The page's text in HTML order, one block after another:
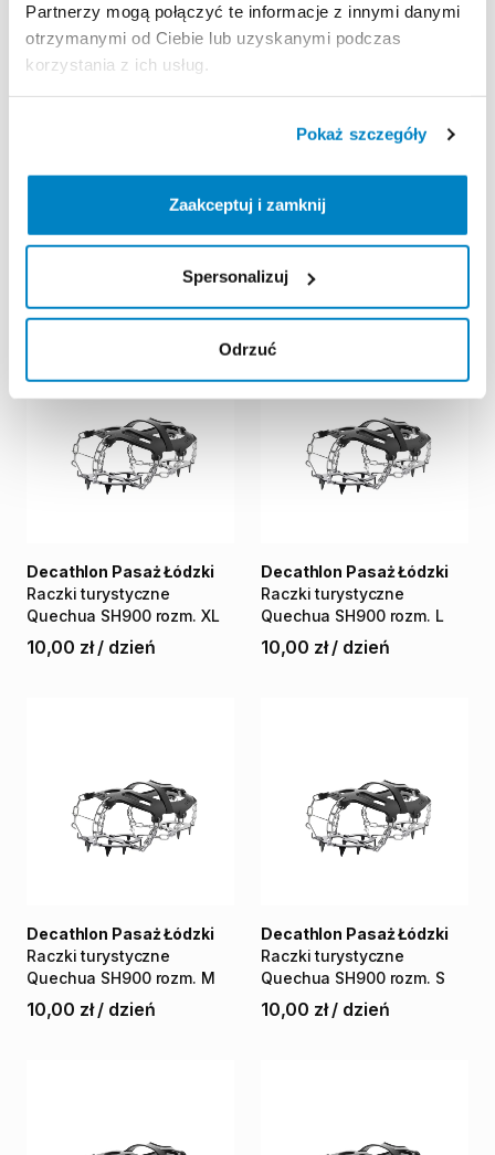
Partnerzy mogą połączyć te informacje z innymi danymi
otrzymanymi od Ciebie lub uzyskanymi podczas
korzystania z ich usług.
Pokaż szczegóły
Zaakceptuj i zamknij
Spersonalizuj
Odrzuć
turystyczne
Quechua SH900 rozm. S
Raczki turystyczne
Quechua SH500 Light
rozm. XL
10,00 zł
Raczki turystyczne
Quechua SH900 rozm. XL
Decathlon Pasaż Łódzki
10,00 zł / dzień
Raczki turystyczne
Quechua SH900 rozm. L
Decathlon Pasaż Łódzki
10,00 zł / dzień
Raczki turystyczne
Quechua SH900 rozm. M
Decathlon Pasaż Łódzki
10,00 zł / dzień
Raczki turystyczne
Quechua SH900 rozm. S
Decathlon Pasaż Łódzki
10,00 zł / dzień